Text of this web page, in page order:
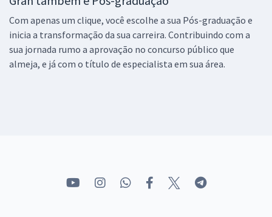
Com apenas um clique, você escolhe a sua Pós-graduação e
inicia a transformação da sua carreira. Contribuindo com a
sua jornada rumo a aprovação no concurso público que
almeja, e já com o título de especialista em sua área.